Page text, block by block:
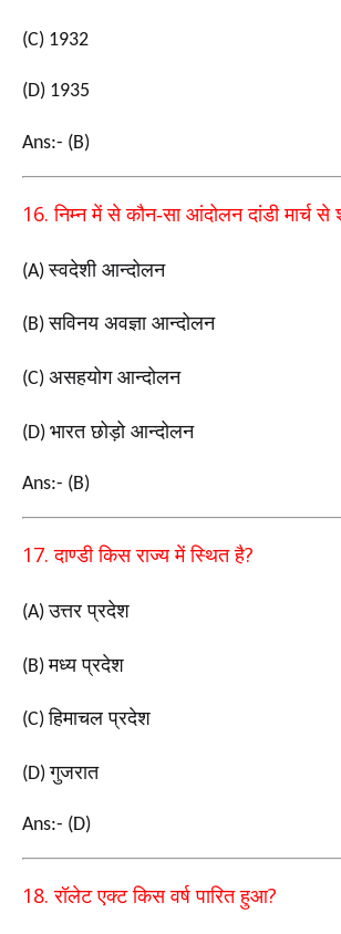
(C) 1932
(D) 1935
Ans:- (B)
16.निम्न में से कौन-सा आंदोलन दांडी मार्च
(A)स्वदेशी आन्दोलन
(B)सविनय अवज्ञा आन्दोलन
(C) असहयोग आन्दोलन
(D) भारत छोड़ो आन्दोलन
Ans:- (B)
17.दाण्डी किस राज्य में स्थित है?
(A)उत्तर प्रदेश
(B)मध्य प्रदेश
(C)हिमाचल प्रदेश
(D)गुजरात
Ans:- (D)
18.रॉलेट एक्ट किस वर्ष पारित हुआ?